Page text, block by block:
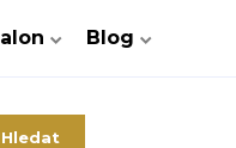
Blog
Hledat